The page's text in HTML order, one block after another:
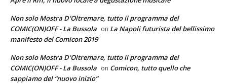
Non solo Mostra D'Oltremare, tutto il programma del
COMIC(ON)OFF - La Bussola on La Napoli futurista del bellissimo
manifesto del Comicon 2019
Non solo Mostra D'Oltremare, tutto il programma del
COMIC(ON)OFF - La Bussola on Comicon, tutto quello che
sappiamo del “nuovo inizio”